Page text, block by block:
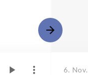
6.